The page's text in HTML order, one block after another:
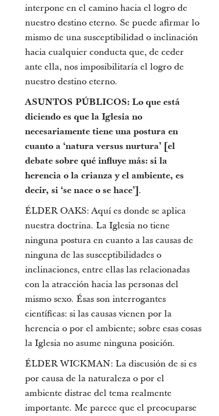
interpone en el camino hacia el logro de
nuestro destino eterno. Se puede afirmar lo
mismo de una susceptibilidad o inclinación
hacia cualquier conducta que, de ceder
ante ella, nos imposibilitaría el logro de
nuestro destino eterno.
ASUNTOS PÚBLICOS: Lo que está
diciendo es que la Iglesia no
necesariamente tiene una postura en
cuanto a ‘natura versus nurtura’ [el
debate sobre qué influye más: si la
herencia o la crianza y el ambiente, es
decir, si ‘se nace o se hace’].
ÉLDER OAKS: Aquí es donde se aplica
nuestra doctrina. La Iglesia no tiene
ninguna postura en cuanto a las causas de
ninguna de las susceptibilidades o
inclinaciones, entre ellas las relacionadas
con la atracción hacia las personas del
mismo sexo. Ésas son interrogantes
científicas: si las causas vienen por la
herencia o por el ambiente; sobre esas cosas
la Iglesia no asume ninguna posición.
ÉLDER WICKMAN: La discusión de si es
por causa de la naturaleza o por el
ambiente distrae del tema realmente
importante. Me parece que el preocuparse